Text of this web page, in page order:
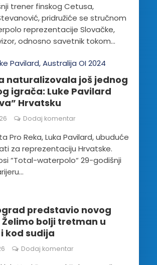
trener finskog Cetusa,
pridružiće se stručnom
reprezentacije Slovačke,
odnosno savetnik tokom...
naturalizovala još jednog
igrača: Luke Pavilard
Hrvatsku
Dodaj komentar
Pro Reka, Luka Pavilard, ubuduće
za reprezentaciju Hrvatske.
“Total-waterpolo“ 29-godišnji
predstavio novog
bolji tretman u
kod sudija
Dodaj komentar